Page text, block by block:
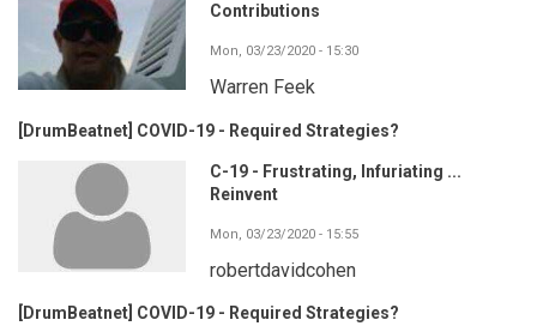
Contributions
Mon, 03/23/2020 - 15:30
Warren Feek
[DrumBeatnet] COVID-19 - Required Strategies?
C-19 - Frustrating, Infuriating ...
Reinvent
Mon, 03/23/2020 - 15:55
robertdavidcohen
[DrumBeatnet] COVID-19 - Required Strategies?